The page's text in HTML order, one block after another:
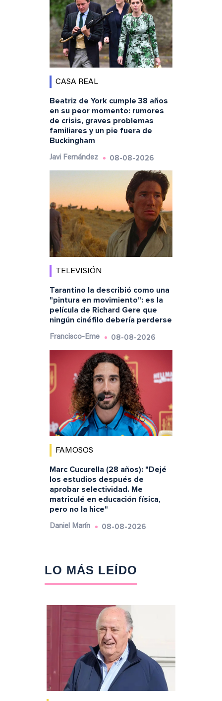
CASA REAL
Beatriz de York cumple 38 años
en su peor momento: rumores
de crisis, graves problemas
familiares y un pie fuera de
Buckingham
Javi Fernández 08-08-2026
TELEVISIÓN
Tarantino la describió como una
"pintura en movimiento": es la
película de Richard Gere que
ningún cinéfilo debería perderse
Francisco-Eme 08-08-2026
FAMOSOS
Marc Cucurella (28 años): "Dejé
los estudios después de
aprobar selectividad. Me
matriculé en educación física,
pero no la hice"
Daniel Marín 08-08-2026
LO MÁS LEÍDO